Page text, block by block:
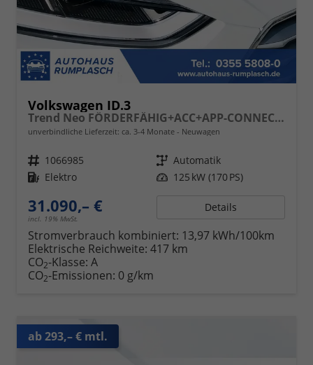
Volkswagen ID.3
Trend Neo FÖRDERFÄHIG+ACC+APP-CONNECT+KLIMA+LED+LIGHT ASSIST
unverbindliche Lieferzeit: ca. 3-4 Monate Neuwagen
Fahrzeugnr. 1066985 Getriebe Automatik
Kraftstoff Elektro Leistung 125 kW (170 PS)
31.090,– €
incl. 19% MwSt.
Details
Stromverbrauch kombiniert: 13,97 kWh/100km
Elektrische Reichweite: 417 km
CO2-Klasse: A
CO2-Emissionen: 0 g/km
ab 293,– € mtl.